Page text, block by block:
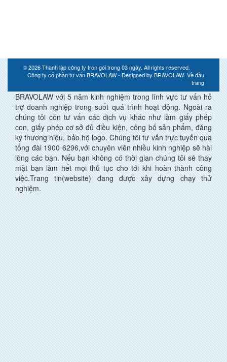
© 2026Thành lập công ty tron gói trong 03 ngày. All rights reserved.
Công ty cổ phần tư vấn BRAVOLAW - Designed by BRAVOLAW· Về đầu
trang
BRAVOLAW với 5 năm kinh nghiệm trong lĩnh vực tư vấn hỗ
trợ doanh nghiệp trong suốt quá trình hoạt động. Ngoài ra
chúng tôi còn tư vấn các dịch vụ khác như làm giấy phép
con, giấy phép cơ sở đủ điều kiện, công bố sản phẩm, đăng
ký thương hiệu, bảo hộ logo. Chúng tôi tư vấn trực tuyến qua
tổng đài 1900 6296,với chuyên viên nhiều kinh nghiệp sẽ hài
lòng các bạn. Nếu bạn không có thời gian chúng tôi sẽ thay
mặt bạn làm hết mọi thủ tục cho tới khi hoàn thành công
việc.Trang tin(website) đang được xây dựng chạy thử
nghiệm.